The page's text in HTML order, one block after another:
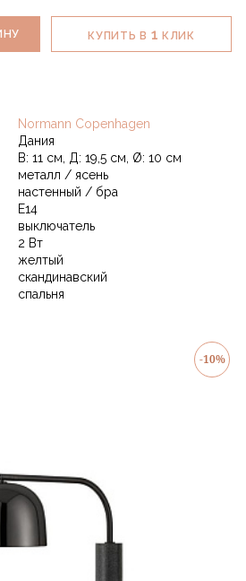
КУПИТЬ В 1 КЛИК
Normann Copenhagen
Дания
В: 11 см, Д: 19,5 см, Ø: 10 см
металл / ясень
настенный / бра
E14
выключатель
2 Вт
желтый
скандинавский
спальня
-10%